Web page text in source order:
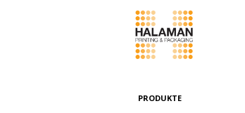
PRODUKTE